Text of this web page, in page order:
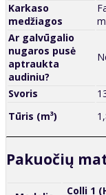
Karkaso
medžiagos
Ar galvūgalio
nugaros pusė
aptraukta
audiniu?
Svoris
Tūris (m³)
Pakuočių
Colli 1